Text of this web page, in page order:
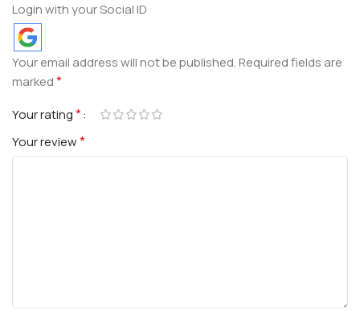
Login with your Social ID
Your email address will not be published.Required fields are
marked*
Your rating*
Your review*